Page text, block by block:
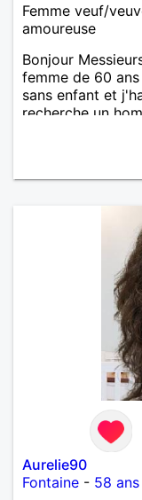
Femme veuf/
amoureuse
Bonjour
femme de 60
sans enfant et
recherche un
alentours pour
par la suite. Je
honnête et qui
l'écoute. Je suis
sérieuse et
Aurelie90
Fontaine - 58 ans